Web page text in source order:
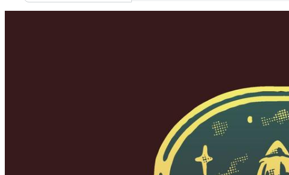
Tutte Immagini